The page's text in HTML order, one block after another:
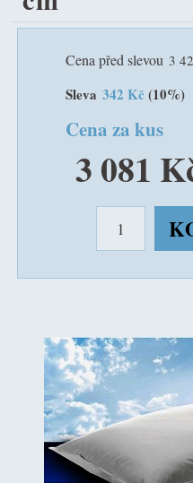
Cena před slevou 3
Sleva 342 Kč (10%)
Cena za kus
3 081